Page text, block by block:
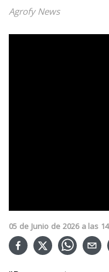
Agrofy News
05 de Junio de 2026 a las